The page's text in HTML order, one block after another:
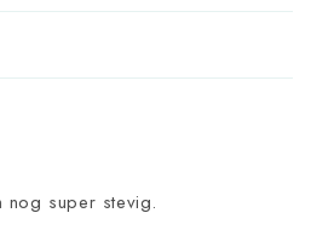
nog super stevig.